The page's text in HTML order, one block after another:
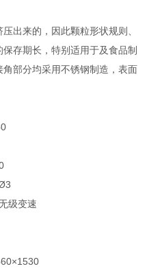
出来的，因此颗粒形状规则、
存期长，特别适用于及食品制
部分均采用不锈钢制造，表面
级变速